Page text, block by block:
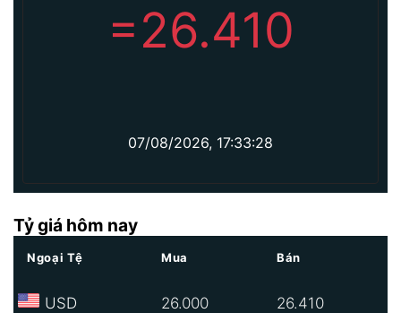
=26.410
07/08/2026, 17:33:28
Tỷ giá hôm nay
Ngoại Tệ Mua Bán
USD 26.000 26.410